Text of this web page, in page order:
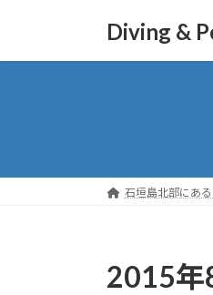
Diving &
石垣島北部にあ
2015年